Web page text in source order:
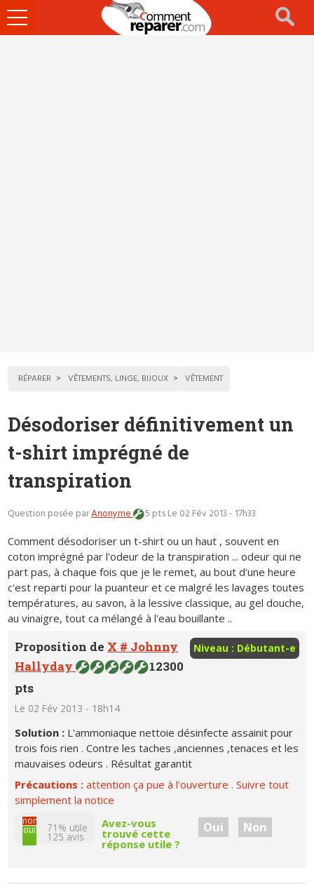
Ouvrir
le
RÉPARER VÊTEMENTS, LINGE, BIJOUX VÊTEMENT
Désodoriser définitivement un
t-shirt imprégné de
transpiration
Question posée parAnonyme 5 ptsLe 02 Fév 2013 - 17h33
Comment désodoriser un t-shirt ou un haut , souvent en
coton imprégné par l'odeur de la transpiration ... odeur qui ne
part pas, à chaque fois que je le remet, au bout d'une heure
c'est reparti pour la puanteur et ce malgré les lavages toutes
températures, au savon, à la lessive classique, au gel douche,
au vinaigre, tout ca mélangé à l'eau bouillante ..
Niveau : Débutant-e
Proposition de X # Johnny
Hallyday
12300
pts
Le 02 Fév 2013 - 18h14
Solution : L'ammoniaque nettoie désinfecte assainit pour
trois fois rien . Contre les taches ,anciennes ,tenaces et les
mauvaises odeurs . Résultat garantit
Précautions :attention ça pue à l'ouverture . Suivre tout
simplement la notice
non
oui 71% utile
125 avis
Avez-vous
trouvé cette
réponse utile ?
Oui Non